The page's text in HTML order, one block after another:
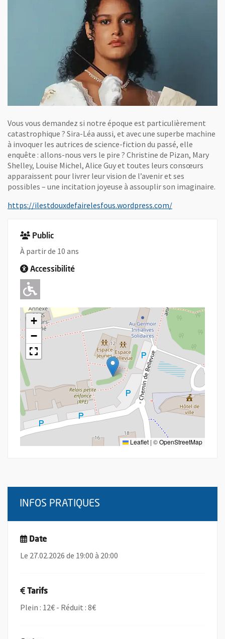
Vous vous demandez si notre époque est particulièrement
catastrophique ? Sira-Léa aussi, et avec une superbe machine
à invoquer les autrices de science-fiction du passé, elle
enquête : allons-nous vers le pire ? Christine de Pizan, Mary
Shelley, Louise Michel, Alice Guy et toutes leurs consœurs
apparaissent pour livrer leur vision de l’avenir et ses
possibles – une incitation joyeuse à assouplir son imaginaire.
https://ilestdouxdefairelesfous.wordpress.com/, Ouvre une
Public
À partir de 10 ans
Accessibilité
Adapté pour l'handicap Moteur
+
−
Leaflet | ©OpenStreetMap
INFOS PRATIQUES
Date
Le 27.02.2026 de 19:00 à 20:00
Tarifs
Plein : 12€ - Réduit : 8€